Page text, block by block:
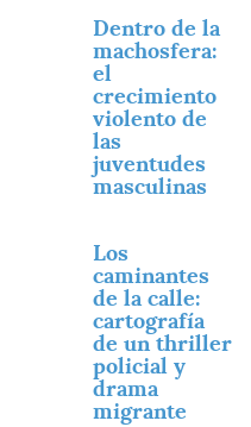
Dentro de la
machosfera:
el
crecimiento
violento de
las
juventudes
masculinas
Los
caminantes
de la calle:
cartografía
de un thriller
policial y
drama
migrante